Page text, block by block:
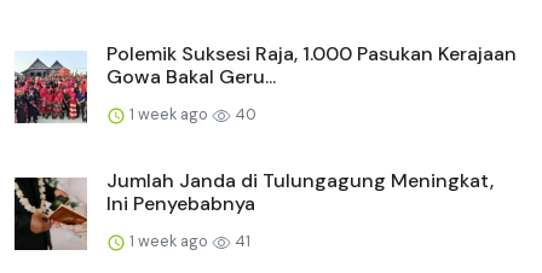
Polemik Suksesi Raja, 1.000 Pasukan Kerajaan
Gowa Bakal Geru...
1 week ago 40
Jumlah Janda di Tulungagung Meningkat,
Ini Penyebabnya
1 week ago 41